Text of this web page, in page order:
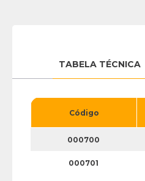
TABELA TÉCNICA
Código
000700
000701